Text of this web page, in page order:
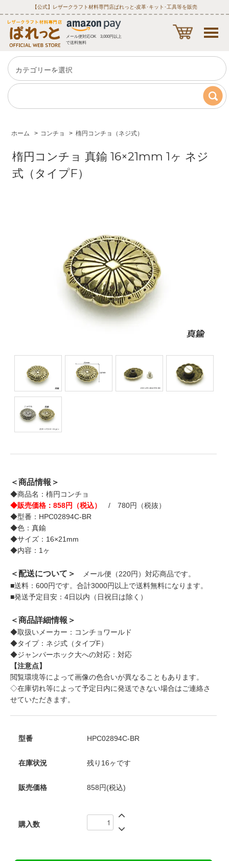
【公式】レザークラフト材料専門店ぱれっと‐皮革･キット･工具等を販売
メール便対応OK 3,000円以上
で送料無料
ホーム > コンチョ > 楕円コンチョ（ネジ式）
楕円コンチョ 真鍮 16×21mm 1ヶ ネジ
式（タイプF）
＜商品情報＞
◆商品名：楕円コンチョ
◆販売価格：858円（税込）
/ 780円（税抜）
◆型番：HPC02894C-BR
◆色：真鍮
◆サイズ：16×21mm
◆内容：1ヶ
＜配送について＞
メール便（220円）対応商品です。
■送料：600円です。合計3000円以上で送料無料になります。
■発送予定目安：4日以内（日祝日は除く）
＜商品詳細情報＞
◆取扱いメーカー：コンチョワールド
◆タイプ：ネジ式（タイプF）
◆ジャンパーホック大への対応：対応
【注意点】
閲覧環境等によって画像の色合いが異なることもあります。
◇在庫切れ等によって予定日内に発送できない場合はご連絡さ
せていただきます。
型番 HPC02894C-BR
在庫状況 残り16ヶです
販売価格 858円(税込)
購入数